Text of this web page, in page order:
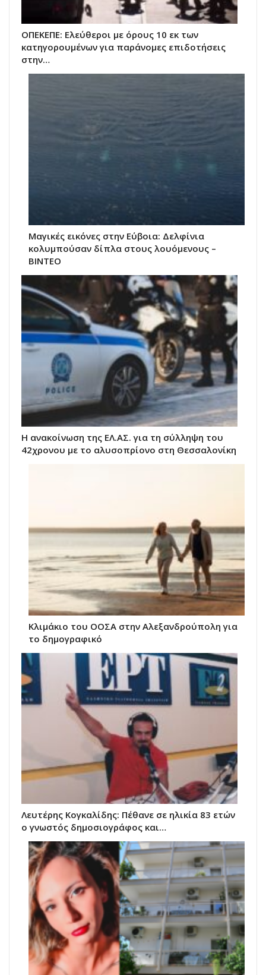
ΟΠΕΚΕΠΕ: Ελεύθεροι με όρους 10 εκ των
κατηγορουμένων για παράνομες επιδοτήσεις
στην…
Μαγικές εικόνες στην Εύβοια: Δελφίνια
κολυμπούσαν δίπλα στους λουόμενους –
ΒΙΝΤΕΟ
Η ανακοίνωση της ΕΛ.ΑΣ. για τη σύλληψη του
42χρονου με το αλυσοπρίονο στη Θεσσαλονίκη
Κλιμάκιο του ΟΟΣΑ στην Αλεξανδρούπολη για
το δημογραφικό
Λευτέρης Κογκαλίδης: Πέθανε σε ηλικία 83 ετών
ο γνωστός δημοσιογράφος και…